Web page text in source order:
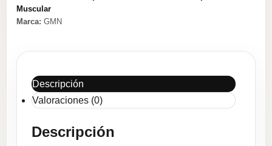
Muscular
Marca: GMN
Descripción
Valoraciones (0)
Descripción